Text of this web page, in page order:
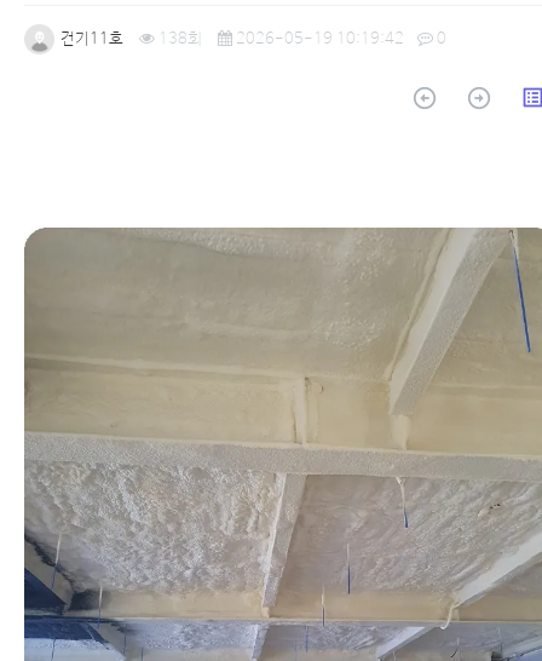
건기11호 138회 2026-05-19 10:19:42 0
arrow_circle_up arrow_circle_up